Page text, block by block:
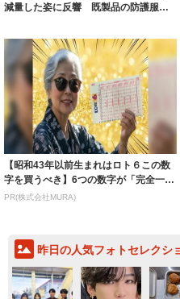
減量した姿に反響 既製品の防護服が
【昭和43年以前生まれはロト６この数
字を買うべき】6つの数字が「完全一
致」する方...
PR(株式会社MURA)
昨日の人気フォトセレクシ